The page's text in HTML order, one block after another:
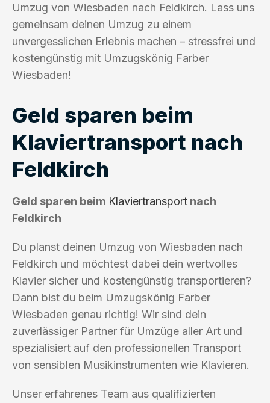
Umzug von Wiesbaden nach Feldkirch. Lass uns
gemeinsam deinen Umzug zu einem
unvergesslichen Erlebnis machen – stressfrei und
kostengünstig mit Umzugskönig Farber
Wiesbaden!
Geld sparen beim
Klaviertransport nach
Feldkirch
Geld sparen beim Klaviertransport nach
Feldkirch
Du planst deinen Umzug von Wiesbaden nach
Feldkirch und möchtest dabei dein wertvolles
Klavier sicher und kostengünstig transportieren?
Dann bist du beim Umzugskönig Farber
Wiesbaden genau richtig! Wir sind dein
zuverlässiger Partner für Umzüge aller Art und
spezialisiert auf den professionellen Transport
von sensiblen Musikinstrumenten wie Klavieren.
Unser erfahrenes Team aus qualifizierten